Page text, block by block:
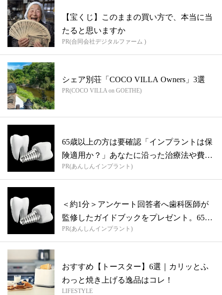
【宝くじ】このままの買い方で、本当に当
たると思いますか
PR(合同会社デジタルファーム )
シェア別荘「COCO VILLA Owners」3選
PR(COCO VILLA on GOETHE)
65歳以上の方は要確認「インプラントは保
険適用か？」あなたに沿った治療法や費用
を...
PR(あんしんインプラント)
＜約1分＞アンケート回答者へ歯科医師が
監修したガイドブックをプレゼント。65歳
以...
PR(あんしんインプラント)
おすすめ【トースター】6選｜カリッとふ
わっと焼き上げる逸品はコレ！
LIFESTYLE